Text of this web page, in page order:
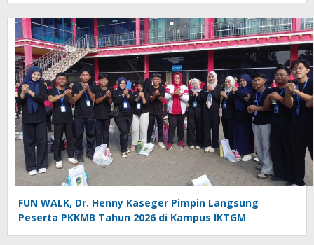
FUN WALK, Dr. Henny Kaseger Pimpin Langsung
Peserta PKKMB Tahun 2026 di Kampus IKTGM